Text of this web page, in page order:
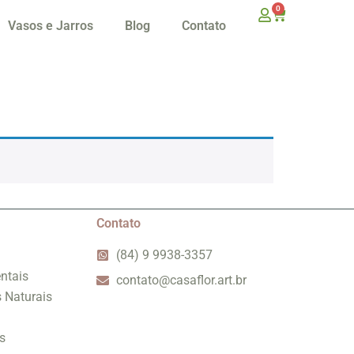
Vasos e Jarros Blog Contato
0
Naturais
Contato
(84) 9 9938-3357
contato@casaflor.art.br